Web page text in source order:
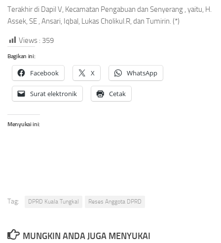
Terakhir di Dapil V, Kecamatan Pengabuan dan Senyerang , yaitu, H.
Assek, SE , Ansari, Iqbal, Lukas Cholikul.R, dan Tumirin. (*)
Views : 359
Bagikan ini:
Facebook X WhatsApp
Surat elektronik Cetak
Menyukai ini:
Tag: DPRD Kuala Tungkal Reses Anggota DPRD
MUNGKIN ANDA JUGA MENYUKAI